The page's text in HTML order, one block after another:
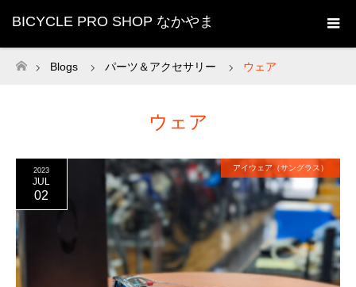
BICYCLE PRO SHOP なかやま
ホーム
Blogs パーツ＆アクセサリー ウェア
ウェア
2023
JUL
02
アイウェア（サングラス）